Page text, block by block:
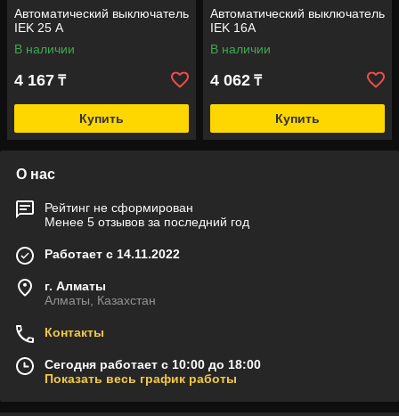
Автоматический выключатель
IEK 25 А
В наличии
4 167 ₸
Купить
Автоматический выключатель
IEK 16А
В наличии
4 062 ₸
Купить
О нас
Рейтинг не сформирован
Менее 5 отзывов за последний год
Работает с 14.11.2022
г. Алматы
Алматы, Казахстан
Контакты
Сегодня работает с 10:00 до 18:00
Показать весь график работы